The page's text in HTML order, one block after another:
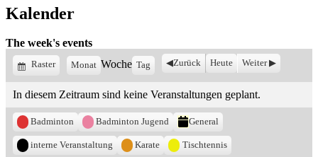
Kalender
The week's events
Anzeigen
Raster Monat Woche Tag Zurück Heute Weiter
In diesem Zeitraum sind keine Veranstaltungen geplant.
Kategorien
Badminton Badminton Jugend General
interne Veranstaltung Karate Tischtennis